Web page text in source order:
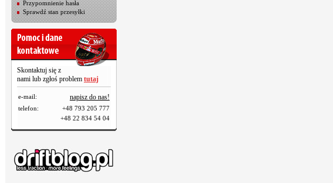
Przypomnienie hasła
Sprawdź stan przesyłki
Skontaktuj się z
nami lub zgłoś problem tutaj
e-mail: napisz do nas!
telefon:
+48 793 205 777
+48 22 834 54 04